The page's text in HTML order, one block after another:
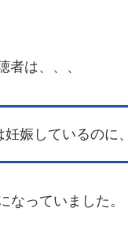
者は、、、
妊娠しているのに
なっていました。